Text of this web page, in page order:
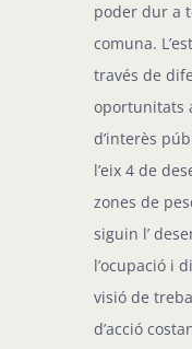
poder dur a
comuna.
través de
oportunitats
d’interès
l’eix 4 de
zones de
siguin l’
l’ocupació i
visió de
d’acció